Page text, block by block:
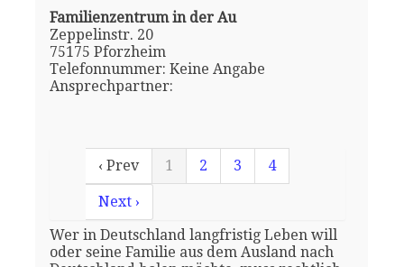
Familienzentrum in der Au
Zeppelinstr. 20
75175 Pforzheim
Telefonnummer: Keine Angabe
Ansprechpartner:
‹ Prev 1 2 3 4
Next ›
Wer in Deutschland langfristig Leben will
oder seine Familie aus dem Ausland nach